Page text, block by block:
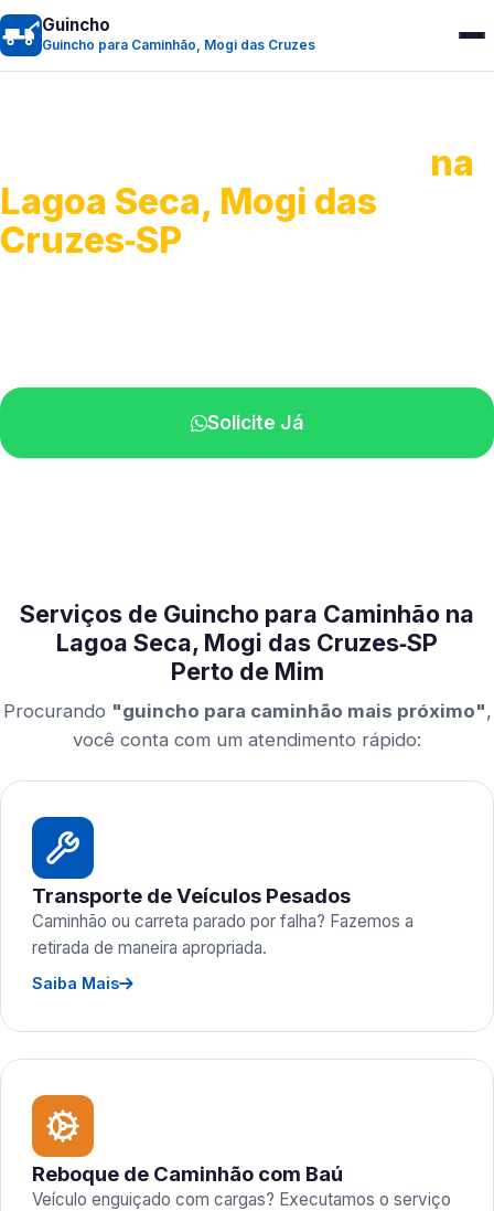
Guincho
Guincho para Caminhão, Mogi das Cruzes
na
Lagoa Seca, Mogi das
Cruzes‑SP
Solicite Já
Serviços de Guincho para Caminhão na
Lagoa Seca, Mogi das Cruzes‑SP
Perto de Mim
Procurando "guincho para caminhão mais próximo",
você conta com um atendimento rápido:
Transporte de Veículos Pesados
Caminhão ou carreta parado por falha? Fazemos a
retirada de maneira apropriada.
Saiba Mais
Reboque de Caminhão com Baú
Veículo enguiçado com cargas? Executamos o serviço